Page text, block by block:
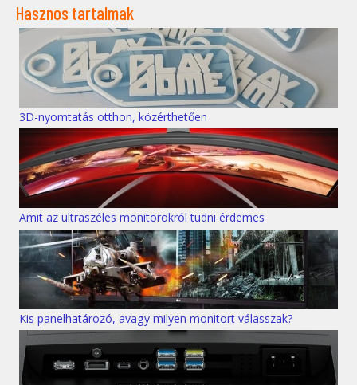
Hasznos tartalmak
3D-nyomtatás otthon, közérthetően
Amit az ultraszéles monitorokról tudni érdemes
Kis panelhatározó, avagy milyen monitort válasszak?